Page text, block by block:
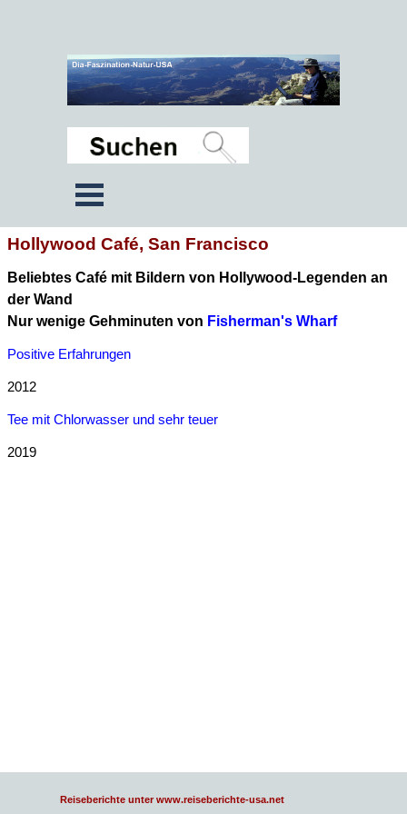
Hollywood Café, San Francisco
Beliebtes Café mit Bildern von Hollywood-Legenden an
der Wand
Nur wenige Gehminuten von Fisherman's Wharf
Positive Erfahrungen
2012
Tee mit Chlorwasser und sehr teuer
2019
Reiseberichte unter www.reiseberichte-usa.net